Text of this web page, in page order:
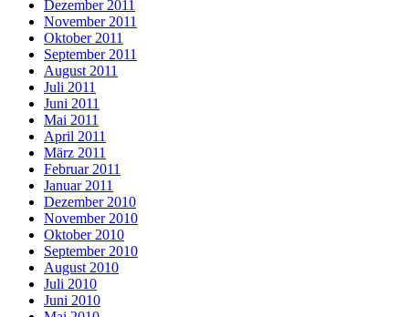
Dezember 2011
November 2011
Oktober 2011
September 2011
August 2011
Juli 2011
Juni 2011
Mai 2011
April 2011
März 2011
Februar 2011
Januar 2011
Dezember 2010
November 2010
Oktober 2010
September 2010
August 2010
Juli 2010
Juni 2010